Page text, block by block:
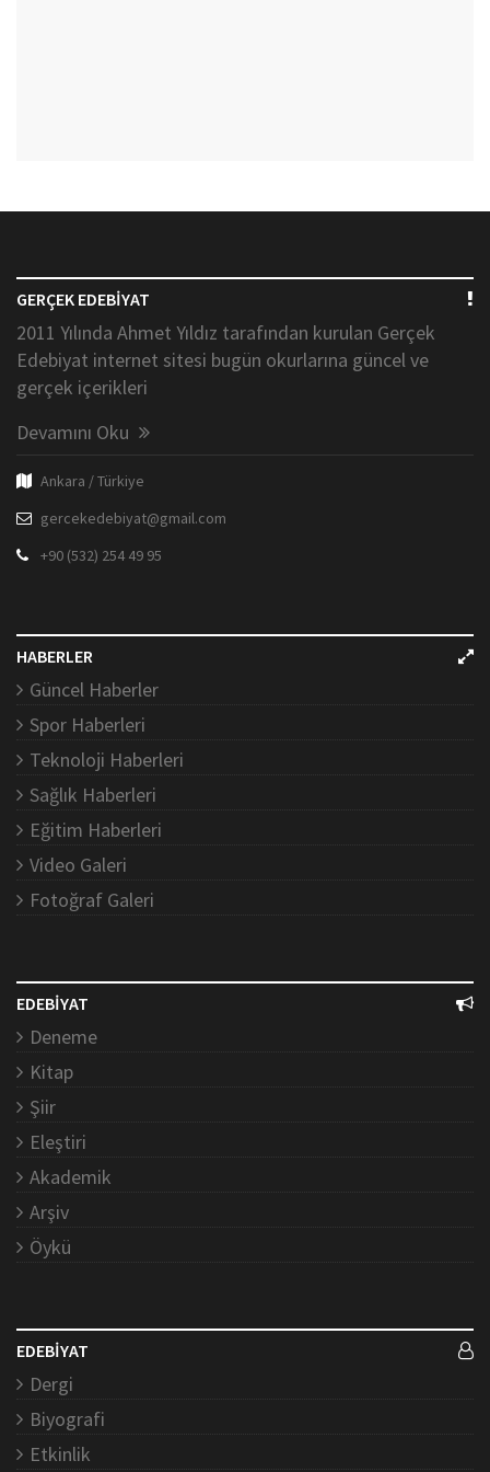
GERÇEK EDEBİYAT
2011 Yılında Ahmet Yıldız tarafından kurulan Gerçek
Edebiyat internet sitesi bugün okurlarına güncel ve
gerçek içerikleri
Devamını Oku
Ankara / Türkiye
gercekedebiyat@gmail.com
+90 (532) 254 49 95
HABERLER
Güncel Haberler
Spor Haberleri
Teknoloji Haberleri
Sağlık Haberleri
Eğitim Haberleri
Video Galeri
Fotoğraf Galeri
EDEBİYAT
Deneme
Kitap
Şiir
Eleştiri
Akademik
Arşiv
Öykü
EDEBİYAT
Dergi
Biyografi
Etkinlik